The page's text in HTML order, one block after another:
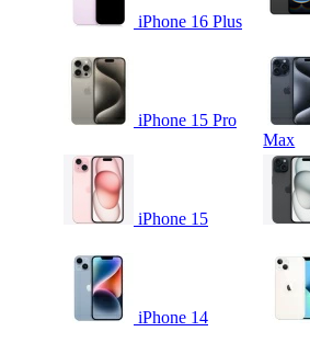
iPhone 16 Plus
iPhone 15 Pro
Max
iPhone 15
iPhone 14